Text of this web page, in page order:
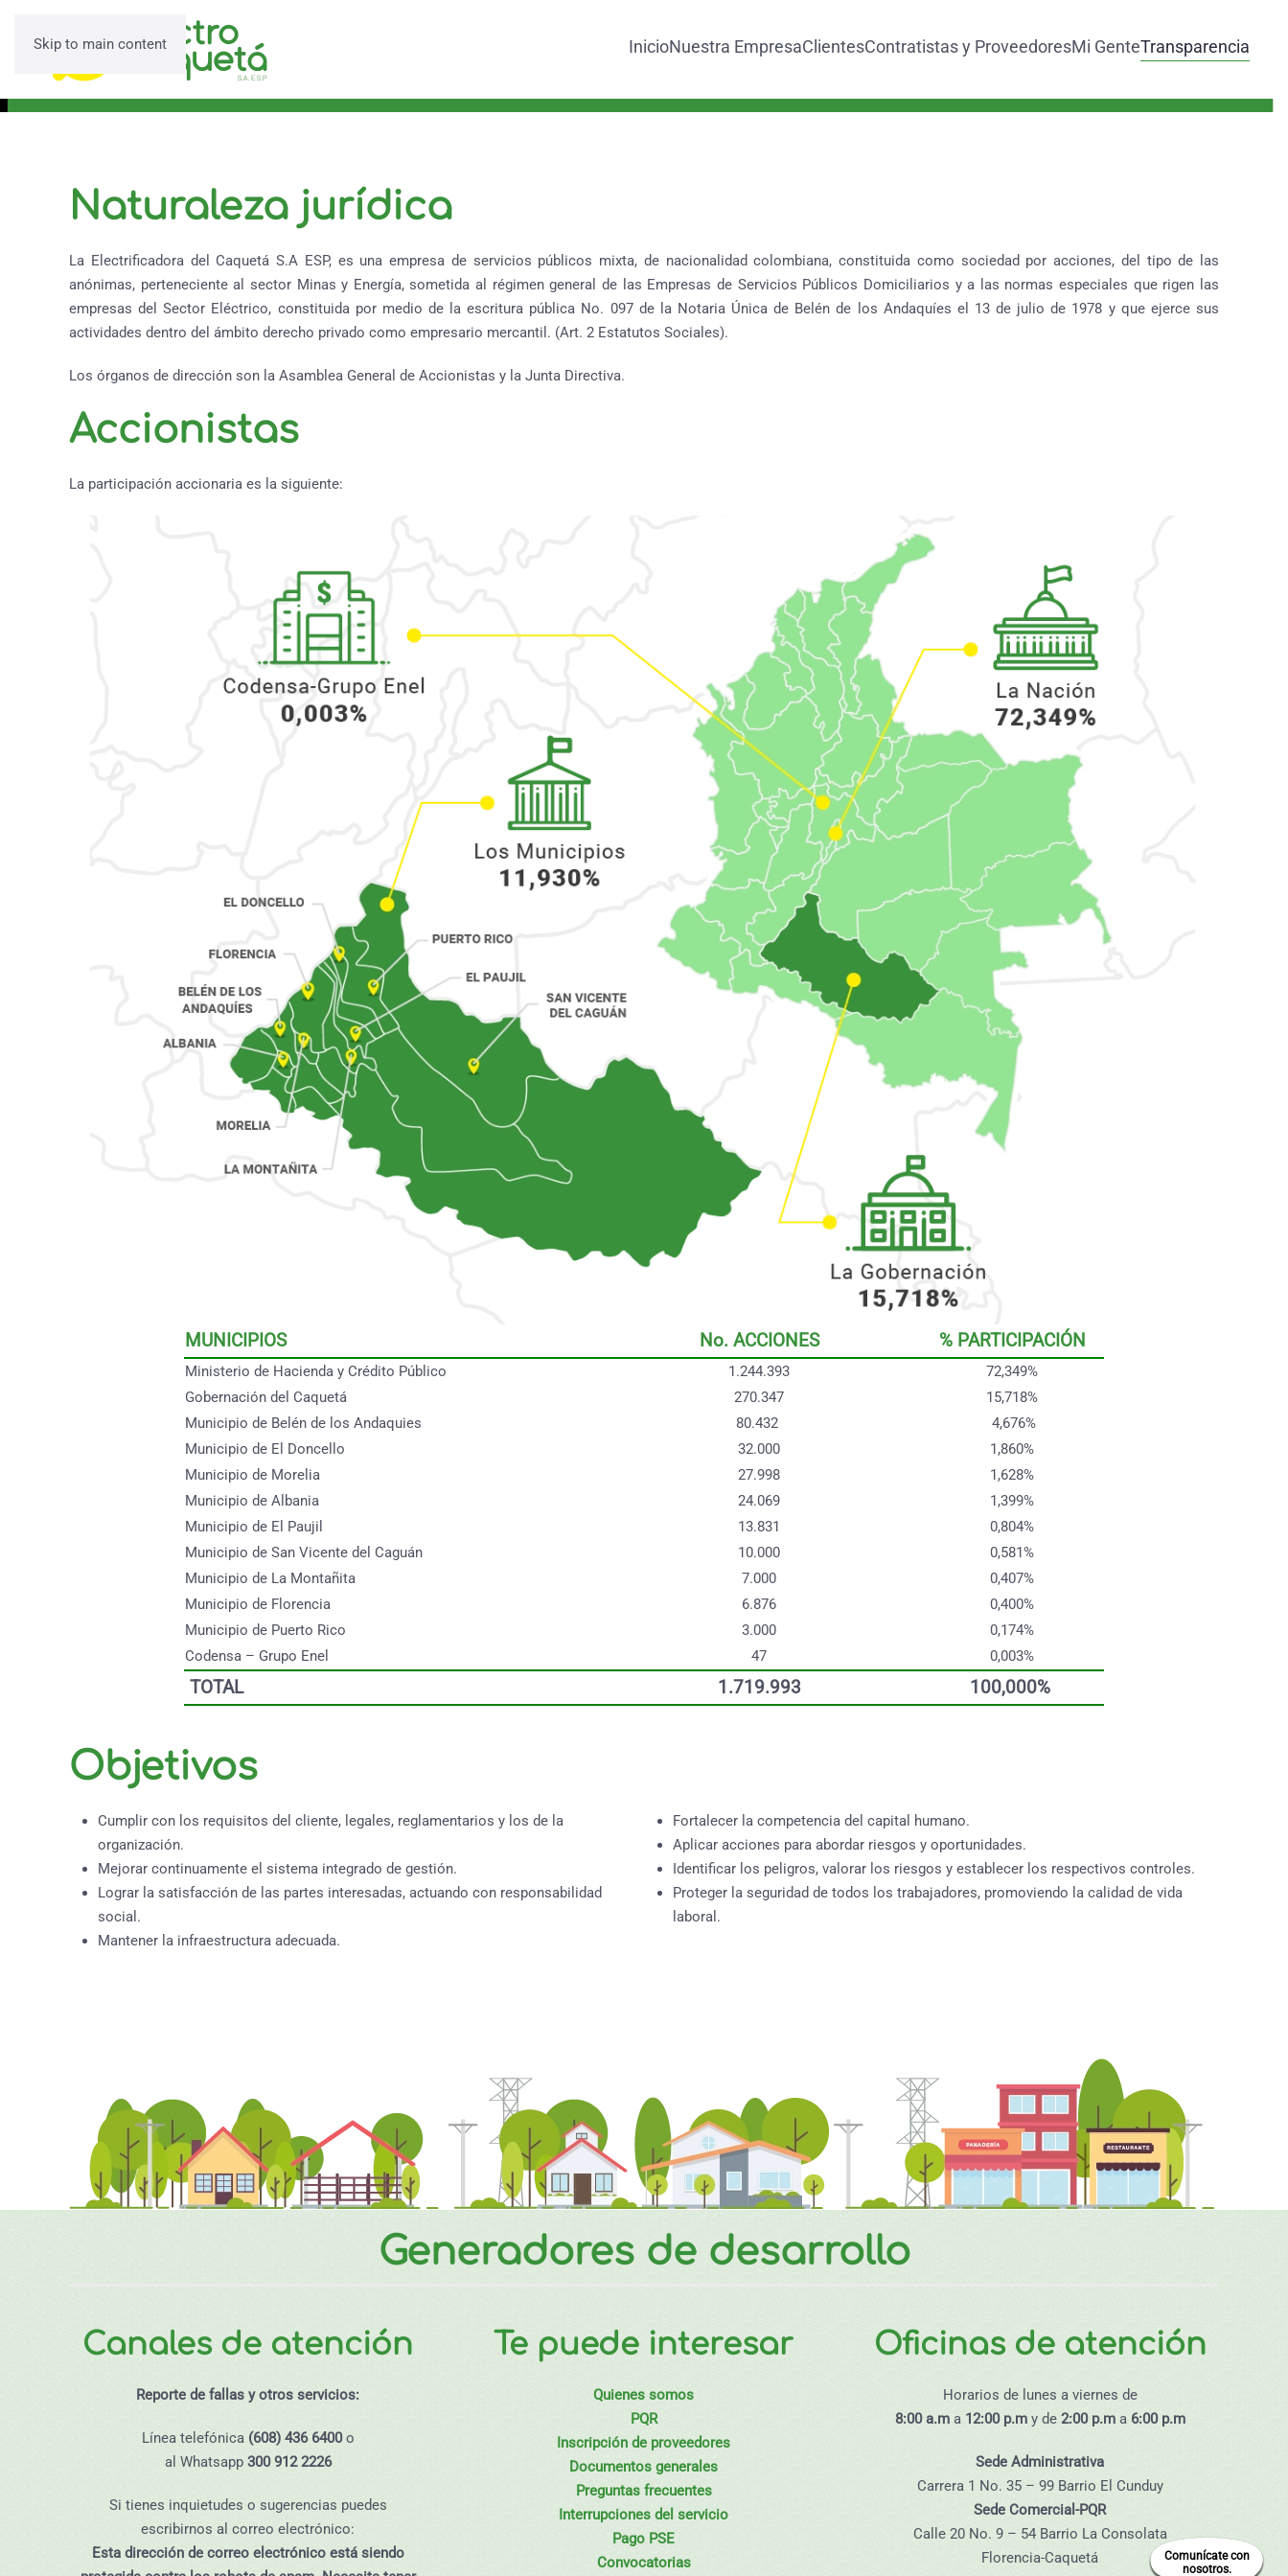
Skip to main content InicioNuestra EmpresaClientesContratistas y ProveedoresMi GenteTransparencia
Naturaleza jurídica
La Electrificadora del Caquetá S.A ESP, es una empresa de servicios públicos mixta, de nacionalidad colombiana, constituida como sociedad por acciones, del tipo de las
anónimas, perteneciente al sector Minas y Energía, sometida al régimen general de las Empresas de Servicios Públicos Domiciliarios y a las normas especiales que rigen las
empresas del Sector Eléctrico, constituida por medio de la escritura pública No. 097 de la Notaria Única de Belén de los Andaquíes el 13 de julio de 1978 y que ejerce sus
actividades dentro del ámbito derecho privado como empresario mercantil. (Art. 2 Estatutos Sociales).
Los órganos de dirección son la Asamblea General de Accionistas y la Junta Directiva.
Accionistas
La participación accionaria es la siguiente:
MUNICIPIOS No. ACCIONES % PARTICIPACIÓN
Ministerio de Hacienda y Crédito Público 1.244.393
72,349%
Gobernación del Caquetá
270.347
15,718%
Municipio de Belén de los Andaquies
80.432
4,676%
Municipio de El Doncello
32.000
1,860%
Municipio de Morelia
27.998
1,628%
Municipio de Albania
24.069
1,399%
Municipio de El Paujil
13.831
0,804%
Municipio de San Vicente del Caguán
10.000
0,581%
Municipio de La Montañita
7.000
0,407%
Municipio de Florencia
6.876
0,400%
Municipio de Puerto Rico
3.000
0,174%
Codensa – Grupo Enel
47 0,003%
TOTAL 1.719.993 100,000%
Objetivos
Cumplir con los requisitos del cliente, legales, reglamentarios y los de la
organización.
Mejorar continuamente el sistema integrado de gestión.
Lograr la satisfacción de las partes interesadas, actuando con responsabilidad
social.
Mantener la infraestructura adecuada.
Fortalecer la competencia del capital humano.
Aplicar acciones para abordar riesgos y oportunidades.
Identificar los peligros, valorar los riesgos y establecer los respectivos controles.
Proteger la seguridad de todos los trabajadores, promoviendo la calidad de vida
laboral.
Comunícate con
nosotros.
Generadores de desarrollo
Canales de atención
Reporte de fallas y otros servicios:
Línea telefónica (608) 436 6400o
al Whatsapp 300 912 2226
Si tienes inquietudes o sugerencias puedes
escribirnos al correo electrónico:
Esta dirección de correo electrónico está siendo
Te puede interesar
Quienes somos
PQR
Inscripción de proveedores
Documentos generales
Preguntas frecuentes
Interrupciones del servicio
Pago PSE
Convocatorias
Oficinas de atención
Horarios de lunes a viernes de
8:00 a.m a 12:00 p.m y de 2:00 p.m a 6:00 p.m
Sede Administrativa
Carrera 1 No. 35 – 99 Barrio El Cunduy
Sede Comercial-PQR
Calle 20 No. 9 – 54 Barrio La Consolata
Florencia-Caquetá